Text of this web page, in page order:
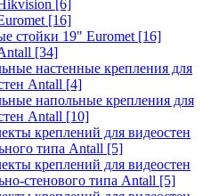
[6]
[16]
стойки 19" Euromet [16]
[34]
настенные крепления для
Antall [4]
напольные крепления для
Antall [10]
креплений для видеостен
типа Antall [5]
креплений для видеостен
стенового типа Antall [5]